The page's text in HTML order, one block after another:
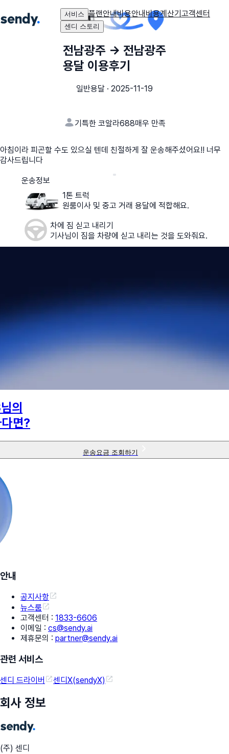
서비스 플랜안내비용안내비용계산기고객센터
센디 스토리
전남광주 → 전남광주
용달 이용후기
일반용달 · 2025-11-19
기특한 코알라688매우 만족
아침이라 피곤할 수도 있으실 텐데 친절하게 잘 운송해주셨어요!! 너무
감사드립니다
운송정보
1톤 트럭
원룸이사 및 중고 거래 용달에 적합해요.
차에 짐 싣고 내리기
기사님이 짐을 차량에 싣고 내리는 것을 도와줘요.
님의
면?
운송요금 조회하기
안내
공지사항
뉴스룸
고객센터 : 1833-6606
이메일 : cs@sendy.ai
제휴문의 : partner@sendy.ai
관련 서비스
센디 드라이버 센디X(sendyX)
회사 정보
(주) 센디